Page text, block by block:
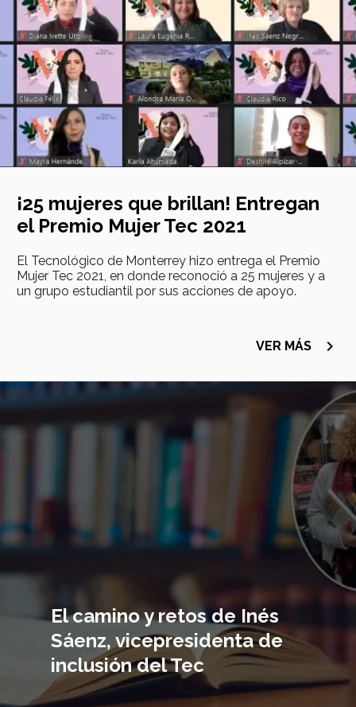
¡25 mujeres que brillan! Entregan
el Premio Mujer Tec 2021
El Tecnológico de Monterrey hizo entrega el Premio
Mujer Tec 2021, en donde reconoció a 25 mujeres y a
un grupo estudiantil por sus acciones de apoyo.
VER MÁS navigate_next
Imagen
principal
El camino y retos de Inés
Sáenz, vicepresidenta de
inclusión del Tec